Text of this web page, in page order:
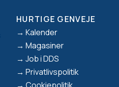
HURTIGE GENVEJE
Kalender
Magasiner
Job i DDS
Privatlivspolitik